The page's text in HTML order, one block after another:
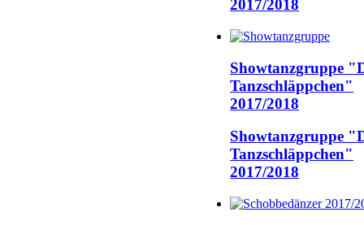
2017/2018
Showtanzgruppe
Tanzschläppchen"
2017/2018
Showtanzgruppe
Tanzschläppchen"
2017/2018